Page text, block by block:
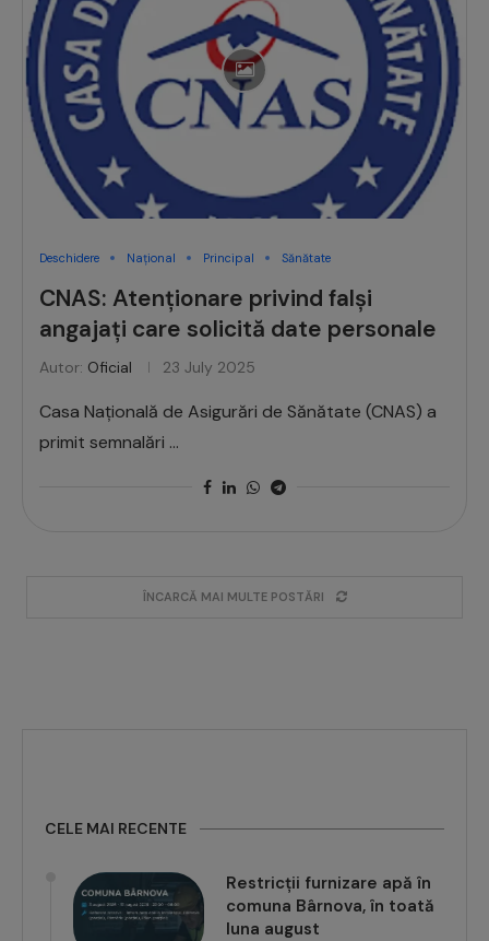
Deschidere Național Principal Sănătate
CNAS: Atenționare privind falși
angajați care solicită date personale
Autor: Oficial 23 July 2025
Casa Națională de Asigurări de Sănătate (CNAS) a
primit semnalări …
ÎNCARCĂ MAI MULTE POSTĂRI
CELE MAI RECENTE
Restricții furnizare apă în
comuna Bârnova, în toată
luna august